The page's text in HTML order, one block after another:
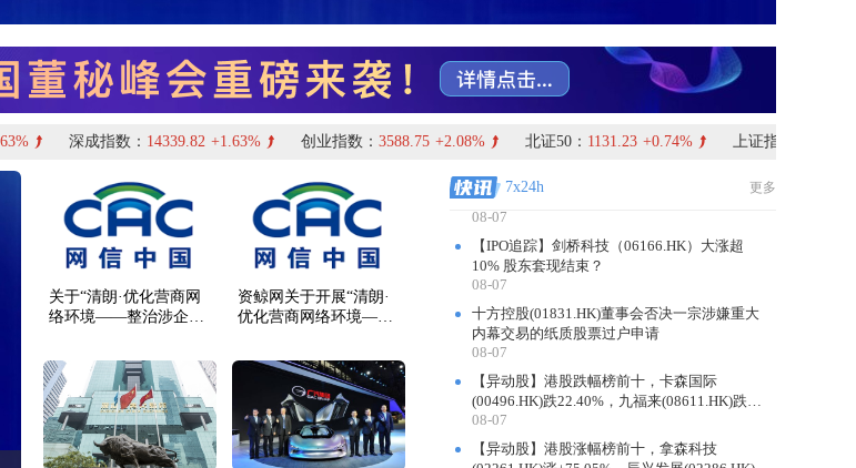
深成指数：14339.82 +1.63% 创业指数：3588.75 +2.08% 北证50：1131.23 +0.74% 上证指数：
关于“清朗·优化营商网
络环境——整治涉企网
理公告
资鲸网关于开展“清朗·
优化营商网络环境—整
行动的公告
7x24h 更多
恒隆集团(00010.HK)及恒隆地产(00101.HK)：
08-07
【IPO追踪】剑桥科技（06166.HK）大涨超
10% 股东套现结束？
08-07
十方控股(01831.HK)董事会否决一宗涉嫌重大
内幕交易的纸质股票过户申请
08-07
【异动股】港股跌幅榜前十，卡森国际
(00496.HK)跌22.40%，九福来(08611.HK)跌
21.01%
08-07
【异动股】港股涨幅榜前十，拿森科技
(02261.HK)涨+75.05%，辰兴发展(02286.HK)涨
+64.91%
08-07